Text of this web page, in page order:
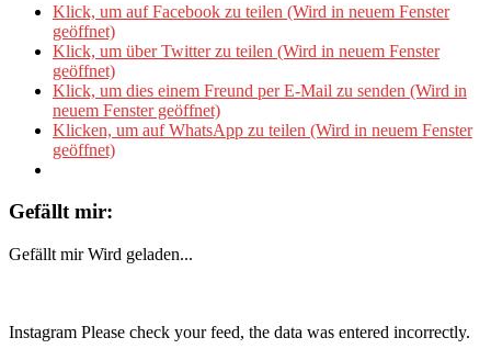
Klick, um auf Facebook zu teilen (Wird in neuem Fenster
geöffnet)
Klick, um über Twitter zu teilen (Wird in neuem Fenster
geöffnet)
Klick, um dies einem Freund per E-Mail zu senden (Wird in
neuem Fenster geöffnet)
Klicken, um auf WhatsApp zu teilen (Wird in neuem Fenster
geöffnet)
Gefällt mir:
Gefällt mir Wird geladen...
Instagram Please check your feed, the data was entered incorrectly.